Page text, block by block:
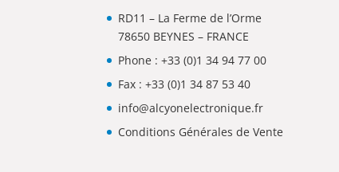
RD11 – La Ferme de l’Orme
78650 BEYNES – FRANCE
Phone :+33 (0)1 34 94 77 00
Fax : +33 (0)1 34 87 53 40
info@alcyonelectronique.fr
Conditions Générales de Vente